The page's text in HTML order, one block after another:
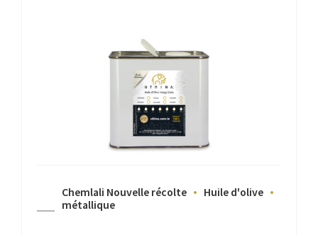
Chemlali Nouvelle récolte
Huile d'olive
métallique